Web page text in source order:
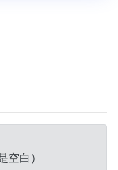
白）